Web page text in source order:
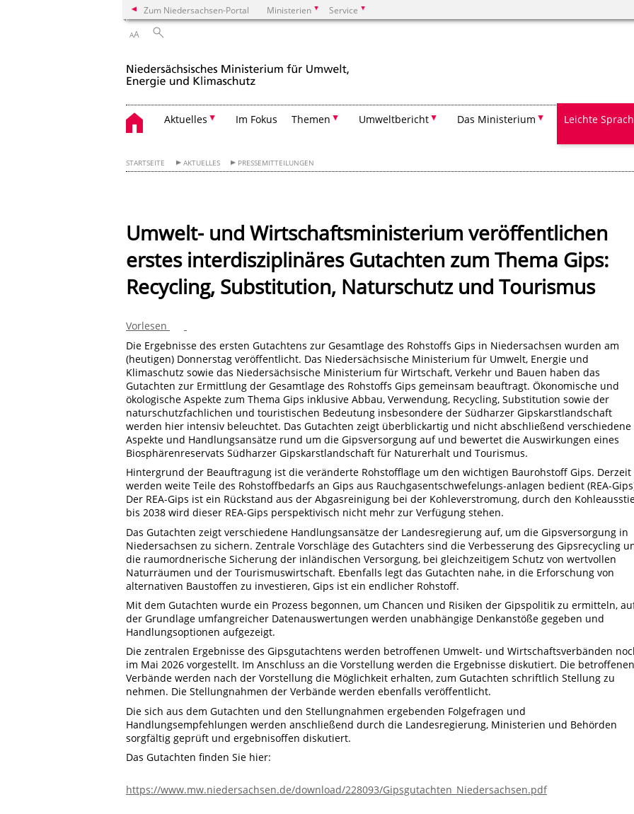
Zum Niedersachsen-Portal Ministerien Service
AA
Aktuelles Im Fokus Themen Umweltbericht Das Ministerium Leichte
STARTSEITE AKTUELLES PRESSEMITTEILUNGEN
Umwelt- und Wirtschaftsministerium veröffentlichen
erstes interdisziplinäres Gutachten zum Thema Gips:
Recycling, Substitution, Naturschutz und Tourismus
Vorlesen
Die Ergebnisse des ersten Gutachtens zur Gesamtlage des Rohstoffs Gips in Niedersachsen wurden am
(heutigen) Donnerstag veröffentlicht. Das Niedersächsische Ministerium für Umwelt, Energie und
Klimaschutz sowie das Niedersächsische Ministerium für Wirtschaft, Verkehr und Bauen haben das
Gutachten zur Ermittlung der Gesamtlage des Rohstoffs Gips gemeinsam beauftragt. Ökonomische und
ökologische Aspekte zum Thema Gips inklusive Abbau, Verwendung, Recycling, Substitution sowie der
naturschutzfachlichen und touristischen Bedeutung insbesondere der Südharzer Gipskarstlandschaft
werden hier intensiv beleuchtet. Das Gutachten zeigt überblickartig und nicht abschließend verschiedene
Aspekte und Handlungsansätze rund um die Gipsversorgung auf und bewertet die Auswirkungen eines
Biosphärenreservats Südharzer Gipskarstlandschaft für Naturerhalt und Tourismus.
Hintergrund der Beauftragung ist die veränderte Rohstofflage um den wichtigen Baurohstoff Gips. Derzeit
werden weite Teile des Rohstoffbedarfs an Gips aus Rauchgasentschwefelungs-anlagen bedient (REA-
Der REA-Gips ist ein Rückstand aus der Abgasreinigung bei der Kohleverstromung, durch den
bis 2038 wird dieser REA-Gips perspektivisch nicht mehr zur Verfügung stehen.
Das Gutachten zeigt verschiedene Handlungsansätze der Landesregierung auf, um die Gipsversorgung in
Niedersachsen zu sichern. Zentrale Vorschläge des Gutachters sind die Verbesserung des Gipsrecycling
die raumordnerische Sicherung der inländischen Versorgung, bei gleichzeitigem Schutz von wertvollen
Naturräumen und der Tourismuswirtschaft. Ebenfalls legt das Gutachten nahe, in die Erforschung von
alternativen Baustoffen zu investieren, Gips ist ein endlicher Rohstoff.
Mit dem Gutachten wurde ein Prozess begonnen, um Chancen und Risiken der Gipspolitik zu ermitteln,
der Grundlage umfangreicher Datenauswertungen werden unabhängige Denkanstöße gegeben und
Handlungsoptionen aufgezeigt.
Die zentralen Ergebnisse des Gipsgutachtens werden betroffenen Umwelt- und Wirtschaftsverbänden
im Mai 2026 vorgestellt. Im Anschluss an die Vorstellung werden die Ergebnisse diskutiert. Die betroffenen
Verbände werden nach der Vorstellung die Möglichkeit erhalten, zum Gutachten schriftlich Stellung zu
nehmen. Die Stellungnahmen der Verbände werden ebenfalls veröffentlicht.
Die sich aus dem Gutachten und den Stellungnahmen ergebenden Folgefragen und
Handlungsempfehlungen werden anschließend durch die Landesregierung, Ministerien und Behörden
sorgfältig geprüft und ergebnisoffen diskutiert.
Das Gutachten finden Sie hier:
https://www.mw.niedersachsen.de/download/228093/Gipsgutachten_Niedersachsen.pdf